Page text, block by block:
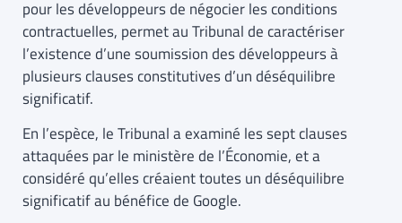
pour les développeurs de négocier les conditions
contractuelles, permet au Tribunal de caractériser
l’existence d’une soumission des développeurs à
plusieurs clauses constitutives d’un déséquilibre
significatif.
En l’espèce, le Tribunal a examiné les sept clauses
attaquées par le ministère de l’Économie, et a
considéré qu’elles créaient toutes un déséquilibre
significatif au bénéfice de Google.